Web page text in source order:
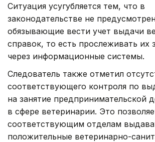
Ситуация усугубляется тем, что в
законодательстве не
обязывающие вести учет выдачи
справок, то есть прослеживать их
через информационные системы.
Следователь также отметил
соответствующего контроля по
на занятие предпринимательской
в сфере ветеринарии. Это
соответствующим отделам
положительные ветеринарно-